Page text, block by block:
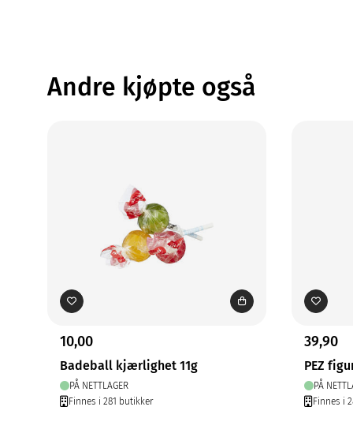
Andre kjøpte også
10,00
Badeball kjærlighet 11g
PÅ NETTLAGER
Finnes i 281 butikker
39,90
PEZ
PÅ
Finnes i